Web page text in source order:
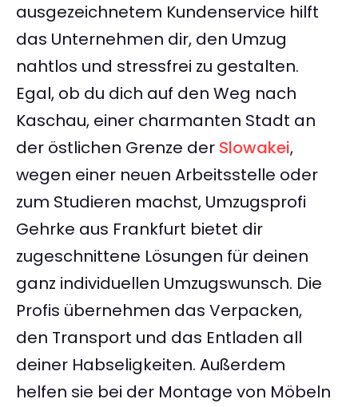
ausgezeichnetem Kundenservice hilft
das Unternehmen dir, den Umzug
nahtlos und stressfrei zu gestalten.
Egal, ob du dich auf den Weg nach
Kaschau, einer charmanten Stadt an
der östlichen Grenze der Slowakei,
wegen einer neuen Arbeitsstelle oder
zum Studieren machst, Umzugsprofi
Gehrke aus Frankfurt bietet dir
zugeschnittene Lösungen für deinen
ganz individuellen Umzugswunsch. Die
Profis übernehmen das Verpacken,
den Transport und das Entladen all
deiner Habseligkeiten. Außerdem
helfen sie bei der Montage von Möbeln